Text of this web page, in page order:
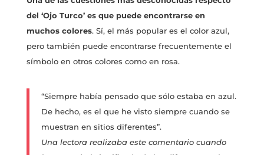
del ‘Ojo Turco’ es que puede encontrarse en
muchos colores. Sí, el más popular es el color azul,
pero también puede encontrarse frecuentemente el
símbolo en otros colores como en rosa.
“Siempre había pensado que sólo estaba en azul.
De hecho, es el que he visto siempre cuando se
muestran en sitios diferentes”.
Una lectora realizaba este comentario cuando